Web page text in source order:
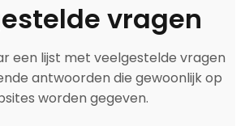
vragen
een lijst met veelgestelde vragen
antwoorden die gewoonlijk op
worden gegeven.